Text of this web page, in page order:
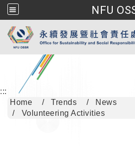
NFU
Go to main
:::
Home
Trends
News
Volunteering Activities